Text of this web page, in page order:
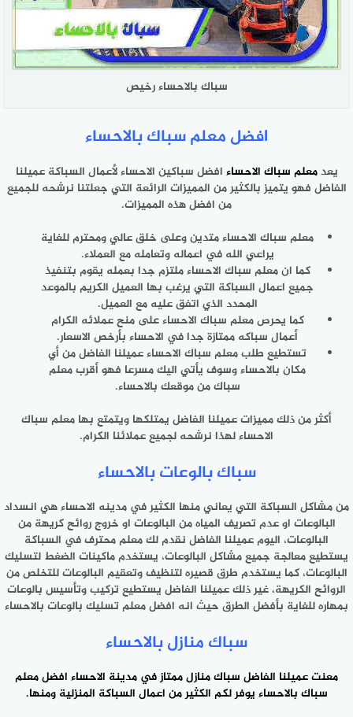
سباك بالاحساء رخيص
افضل معلم سباك بالاحساء
يعدمعلم سباك الاحساء افضل سباكين الاحساء لأعمال السباكة عميلنا
الفاضل فهو يتميز بالكثير من المميزات الرائعة التي جعلتنا نرشحه للجميع
من افضل هذه المميزات.
معلم سباك الاحساء متدين وعلى خلق عالي ومحترم للغاية
يراعي الله في اعماله وتعامله مع العملاء.
كما ان معلم سباك الاحساء ملتزم جدا بعمله يقوم بتنفيذ
جميع اعمال السباكة التي يرغب بها العميل الكريم بالموعد
المحدد الذي اتفق عليه مع العميل.
كما يحرص معلم سباك الاحساء على منح عملائه الكرام
أعمال سباكه ممتازة جدا في الاحساء بأرخص الاسعار.
تستطيع طلب معلم سباك الاحساء عميلنا الفاضل من أي
مكان بالاحساء وسوف يأتي اليك مسرعا فهو أقرب معلم
سباك من موقعك بالاحساء.
أكثر من ذلك مميزات عميلنا الفاضل يمتلكها ويتمتع بها معلم سباك
الاحساء لهذا نرشحه لجميع عملائنا الكرام.
سباك بالوعات بالاحساء
من مشاكل السباكة التي يعاني منها الكثير في مدينه الاحساء هي انسداد
البالوعات او عدم تصريف المياه من البالوعات او خروج روائح كريهة من
البالوعات، اليوم عميلنا الفاضل نقدم لك معلم محترف في السباكة
يستطيع معالجة جميع مشاكل البالوعات، يستخدم ماكينات الضغط لتسليك
البالوعات، كما يستخدم طرق قصيره لتنظيف وتعقيم البالوعات للتخلص من
الروائح الكريهة، غير ذلك عميلنا الفاضل يستطيع تركيب وتأسيس بالوعات
بمهاره للغاية بأفضل الطرق حيث انه افضل معلم تسليك بالوعات بالاحساء
سباك منازل بالاحساء
معنت عميلنا الفاضل سباك منازل ممتاز في مدينة الاحساء افضل معلم
سباك بالاحساء يوفر لكم الكثير من اعمال السباكة المنزلية ومنها.